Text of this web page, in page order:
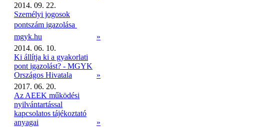
2014. 09. 22.
Személyi jogosok
pontszám igazolása 
mgyk.hu
»
2014. 06. 10.
Ki állítja ki a gyakorlati
pont igazolást? - MGYK
Országos Hivatala
»
2017. 06. 20.
Az AEEK működési
nyilvántartással
kapcsolatos tájékoztató
anyagai
»